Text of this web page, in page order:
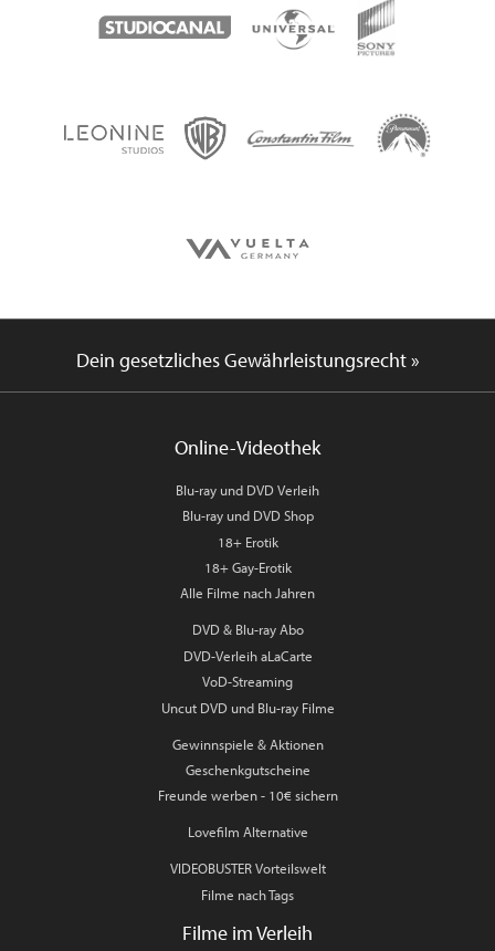
Dein gesetzliches Gewährleistungsrecht »
Online-Videothek
Blu-ray und DVD Verleih
Blu-ray und DVD Shop
18+ Erotik
18+ Gay-Erotik
Alle Filme nach Jahren
DVD & Blu-ray Abo
DVD-Verleih aLaCarte
VoD-Streaming
Uncut DVD und Blu-ray Filme
Gewinnspiele & Aktionen
Geschenkgutscheine
Freunde werben - 10€ sichern
Lovefilm Alternative
VIDEOBUSTER Vorteilswelt
Filme nach Tags
Filme im Verleih